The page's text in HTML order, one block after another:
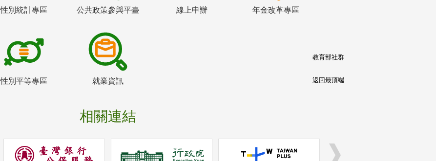
性別統計專區 公共政策參與平臺 線上申辦 年金改革專區
性別平等專區 就業資訊
相關連結
教育部社群
返回最頂端